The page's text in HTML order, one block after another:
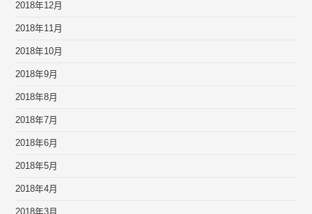
2018年12月
2018年11月
2018年10月
2018年9月
2018年8月
2018年7月
2018年6月
2018年5月
2018年4月
2018年3月